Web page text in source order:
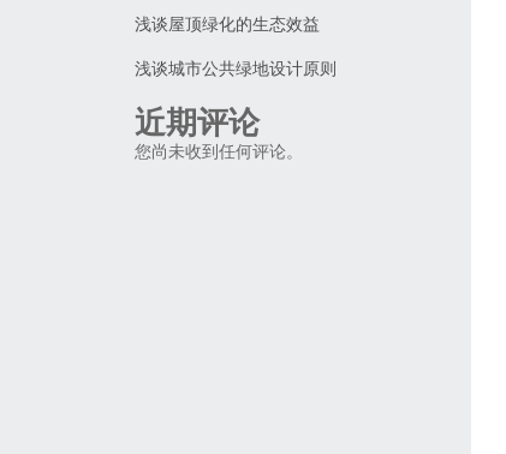
浅谈屋顶绿化的生态效益
浅谈城市公共绿地设计原则
近期评论
您尚未收到任何评论。